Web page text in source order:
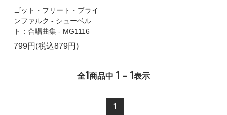
ゴット・フリート・プライ
ンファルク - シューベル
ト：合唱曲集 - MG1116
799円(税込879円)
全1商品中 1 - 1表示
1